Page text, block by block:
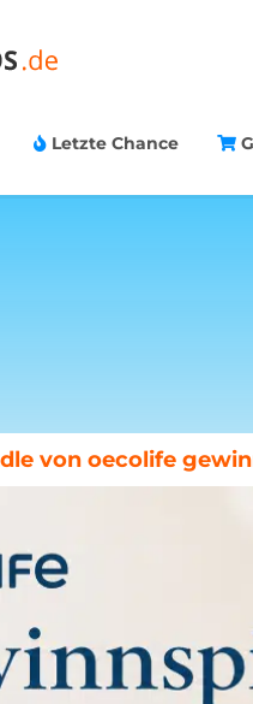
Letzte Chance